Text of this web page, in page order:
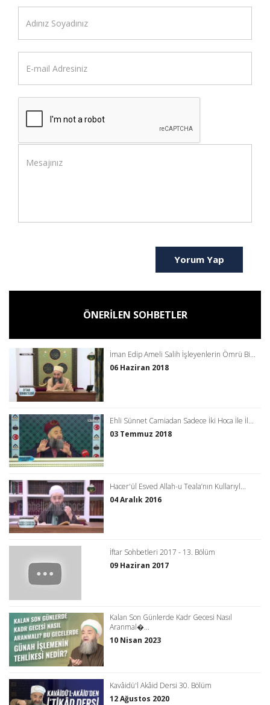
Yorum Yap
ÖNERİLEN SOHBETLER
İman Edip Ameli Salih İşleyenlerin Ömrü Bi...
06 Haziran 2018
Ehli Sünnet Camiadan Sadece İki Hoca İle İl...
03 Temmuz 2018
Hacer'ül Esved Allah-u Teala’nın Kullarıyl...
04 Aralık 2016
İftar Sohbetleri 2017 - 13. Bölüm
09 Haziran 2017
Kalan Son Günlerde Kadr Gecesi Nasıl
Aranmal�...
10 Nisan 2023
Kavâidü'l Akâid Dersi 30. Bölüm
12 Ağustos 2020